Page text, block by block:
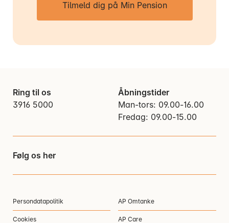
Tilmeld dig på Min Pension
Ring til os
3916 5000
Åbningstider
Man-tors: 09.00-16.00
Fredag: 09.00-15.00
Følg os her
Persondatapolitik
Cookies
AP Omtanke
AP Care